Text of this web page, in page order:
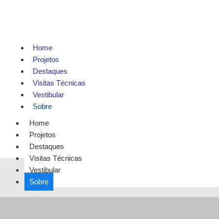
Home
Projetos
Destaques
Visitas Técnicas
Vestibular
Sobre
Home
Projetos
Destaques
Visitas Técnicas
Vestibular
Sobre